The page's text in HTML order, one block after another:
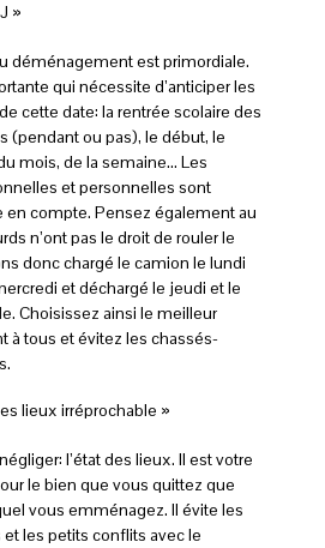
»
déménagement est primordiale.
qui nécessite d’anticiper les
cette date: la rentrée scolaire des
(pendant ou pas), le début, le
mois, de la semaine… Les
et personnelles sont
en compte. Pensez également au
n’ont pas le droit de rouler le
donc chargé le camion le lundi
et déchargé le jeudi et le
Choisissez ainsi le meilleur
à tous et évitez les chassés-
lieux irréprochable »
l’état des lieux. Il est votre
le bien que vous quittez que
vous emménagez. Il évite les
les petits conflits avec le